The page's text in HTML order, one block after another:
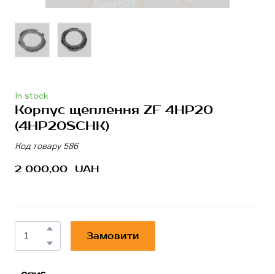
In stock
Корпус щеплення ZF 4HP20
(4HP20SCHK)
Код товару 586
2 000,00  UAH
Замовити